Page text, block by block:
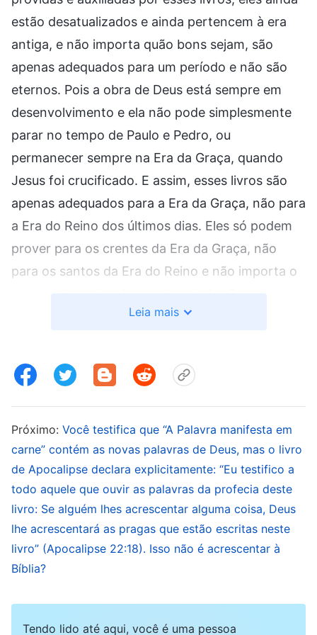
estão desatualizados e ainda pertencem à era
antiga, e não importa quão bons sejam, são
apenas adequados para um período e não são
eternos. Pois a obra de Deus está sempre em
desenvolvimento e ela não pode simplesmente
parar no tempo de Paulo e Pedro, ou
permanecer sempre na Era da Graça, quando
Jesus foi crucificado. E assim, esses livros são
apenas adequados para a Era da Graça, não para
a Era do Reino dos últimos dias. Eles só podem
prover para os crentes da Era da Graça, não
para os santos da Era do Reino e não importa o
obsoletos. Dá-se o mesmo com a obra de
importa o quão grande essa obra tenha sido, ela
ainda ficaria desatualizada, e o tempo ainda viria
quando ela teria passado. A obra de Deus
também é a mesma: é grandiosa, mas chegará
um momento em que acabará; ela não pode
permanecer para sempre no meio da obra da
criação, nem entre aquela da crucificação. Não
importa o quão convincente foi a obra da
crucificação, não importa quão eficaz ela foi em
derrotar Satanás, a obra, afinal, ainda é uma
Leia mais
Próximo: Você testifica que “A Palavra manifesta em
carne” contém as novas palavras de Deus, mas o livro
de Apocalipse declara explicitamente: “Eu testifico a
todo aquele que ouvir as palavras da profecia deste
livro: Se alguém lhes acrescentar alguma coisa, Deus
lhe acrescentará as pragas que estão escritas neste
livro” (Apocalipse 22:18). Isso não é acrescentar à
Bíblia?
Tendo lido até aqui, você é uma pessoa